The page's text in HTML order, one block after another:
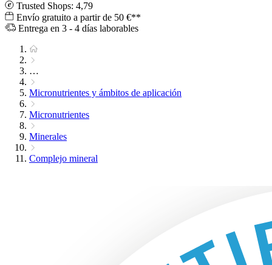
Trusted Shops: 4,79
Envío gratuito a partir de 50 €**
Entrega en 3 - 4 días laborables
…
Micronutrientes y ámbitos de aplicación
Micronutrientes
Minerales
Complejo mineral